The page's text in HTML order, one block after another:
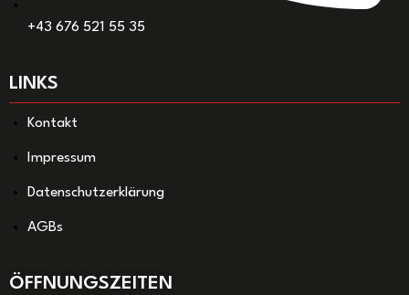
+43 676 521 55 35
LINKS
Kontakt
Impressum
Datenschutzerklärung
AGBs
ÖFFNUNGSZEITEN